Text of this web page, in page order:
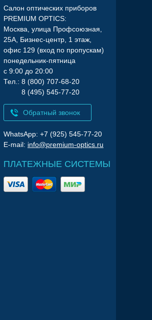
Салон оптических приборов
PREMIUM OPTICS:
Москва, улица Профсоюзная,
25А, Бизнес-центр, 1 этаж,
офис 129 (вход по пропускам)
понедельник-пятница
с 9:00 до 20:00
Тел.: 8 (800) 707-68-20
8 (495) 545-77-20
Обратный звонок
WhatsApp: +7 (925) 545-77-20
E-mail: info@premium-optics.ru
ПЛАТЕЖНЫЕ СИСТЕМЫ